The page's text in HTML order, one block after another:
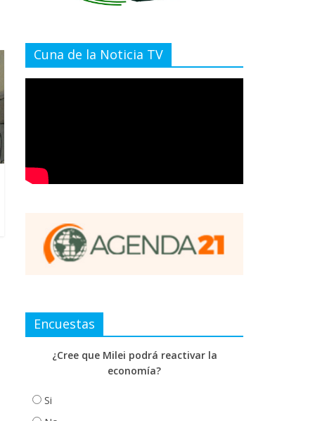
Cuna de la Noticia TV
Encuestas
¿Cree que Milei podrá reactivar la
economía?
Si